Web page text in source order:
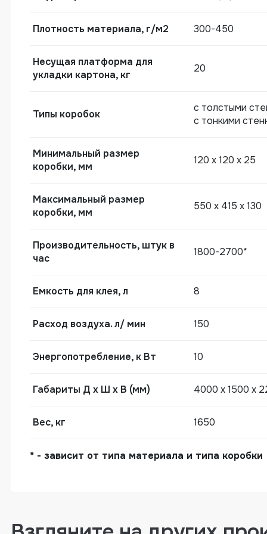
ZK5540WL коробки с двойными
Плотность материала, г/м2 300-450
Несущая платформа для
укладки картона, кг
20
Типы коробок
с толстыми
с тонкими
Минимальный размер
коробки, мм
120 х 120 х 25
Максимальный размер
коробки, мм
550 х 415 х 130
Производительность, штук в
час
1800-2700*
Емкость для клея, л 8
Расход воздуха. л/ мин 150
Энергопотребление, к Вт 10
Габариты Д х Ш х В (мм) 4000 х 1500 х
Вес, кг 1650
* - зависит от типа материала и типа коробки